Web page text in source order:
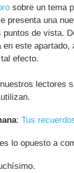
sobre un tema
presenta una
de vista.
este
efecto.
lectores
: Tus
lo opuesto a